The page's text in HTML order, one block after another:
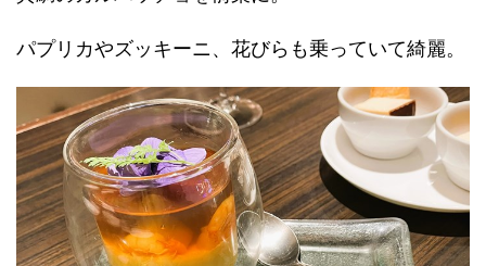
パプリカやズッキーニ、花びらも乗っていて綺麗。